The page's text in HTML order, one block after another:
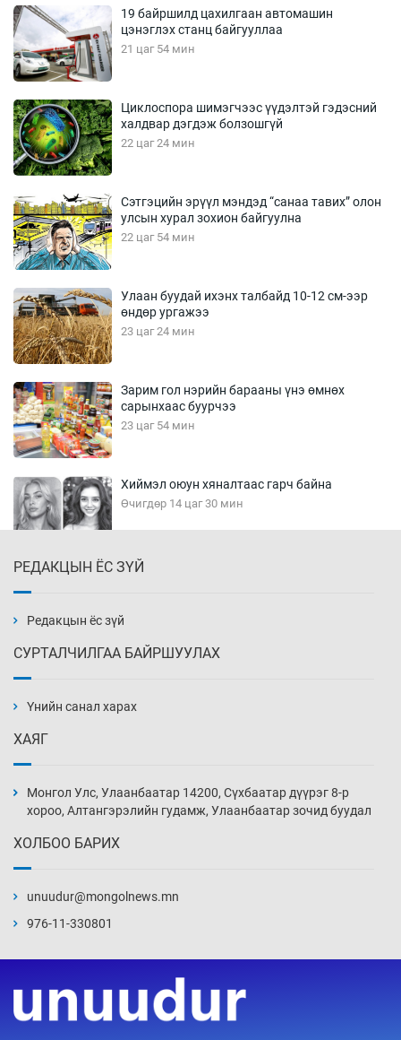
19 байршилд цахилгаан автомашин
цэнэглэх станц байгууллаа
21 цаг 54 мин
Циклоспора шимэгчээс үүдэлтэй гэдэсний
халдвар дэгдэж болзошгүй
22 цаг 24 мин
Сэтгэцийн эрүүл мэндэд “санаа тавих” олон
улсын хурал зохион байгуулна
22 цаг 54 мин
Улаан буудай ихэнх талбайд 10-12 см-ээр
өндөр ургажээ
23 цаг 24 мин
Зарим гол нэрийн барааны үнэ өмнөх
сарынхаас буурчээ
23 цаг 54 мин
Хиймэл оюун хяналтаас гарч байна
Өчигдөр 14 цаг 30 мин
Өчигдөр 14 цаг 00 мин
нэмэгджээ
Өчигдөр 13 цаг 30 мин
Өчигдөр 13 цаг 00 мин
Өчигдөр 12 цаг 30 мин
РЕДАКЦЫН ЁС ЗҮЙ
Редакцын ёс зүй
СУРТАЛЧИЛГАА БАЙРШУУЛАХ
Үнийн санал харах
ХАЯГ
Монгол Улс, Улаанбаатар 14200, Сүхбаатар дүүрэг 8-р
хороо, Алтангэрэлийн гудамж, Улаанбаатар зочид буудал
ХОЛБОО БАРИХ
unuudur@mongolnews.mn
976-11-330801